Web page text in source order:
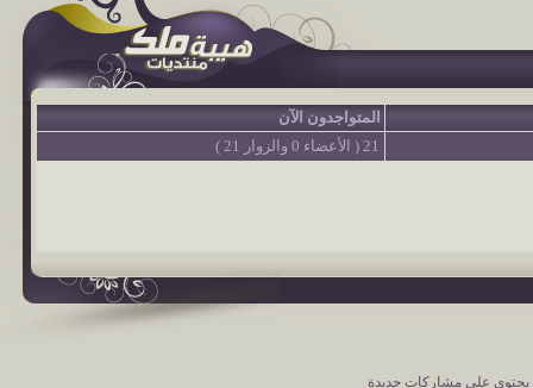
المتواجدون الآن
21 ( الأعضاء 0 والزوار 21 )
على مشاركات جديدة